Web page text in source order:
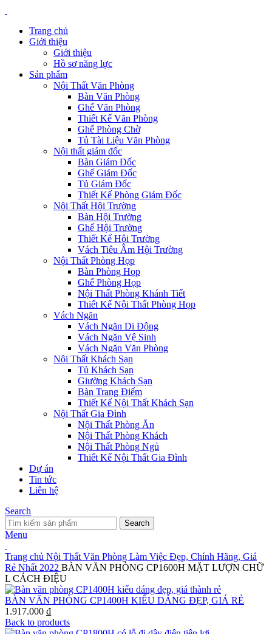
Trang chủ
Giới thiệu
Giới thiệu
Hồ sơ năng lực
Sản phẩm
Nội Thất Văn Phòng
Bàn Văn Phòng
Ghế Văn Phòng
Thiết Kế Văn Phòng
Ghế Phòng Chờ
Tủ Tài Liệu Văn Phòng
Nội thất giám đốc
Bàn Giám Đốc
Ghế Giám Đốc
Tủ Giám Đốc
Thiết Kế Phòng Giám Đốc
Nội Thất Hội Trường
Bàn Hội Trường
Ghế Hội Trường
Thiết Kế Hội Trường
Vách Tiêu Âm Hội Trường
Nội Thất Phòng Họp
Bàn Phòng Họp
Ghế Phòng Họp
Nội Thất Phòng Khánh Tiết
Thiết Kế Nội Thất Phòng Họp
Vách Ngăn
Vách Ngăn Di Động
Vách Ngăn Vệ Sinh
Vách Ngăn Văn Phòng
Nội Thất Khách Sạn
Tủ Khách Sạn
Giường Khách Sạn
Bàn Trang Điểm
Thiết Kế Nội Thất Khách Sạn
Nội Thất Gia Đình
Nội Thất Phòng Ăn
Nội Thất Phòng Khách
Nội Thất Phòng Ngủ
Thiết Kế Nội Thất Gia Đình
Dự án
Tin tức
Liên hệ
Search
Search
Menu
Trang chủ Nội Thất Văn Phòng Làm Việc Đẹp, Chính Hãng, Giá
Rẻ Nhất 2022 BÀN VĂN PHÒNG CP1600H MẶT LƯỢN CHỮ
L CÁCH ĐIỆU
BÀN VĂN PHÒNG CP1400H KIỂU DÁNG ĐẸP, GIÁ RẺ
1.917.000 ₫
Back to products